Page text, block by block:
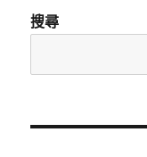
搜尋